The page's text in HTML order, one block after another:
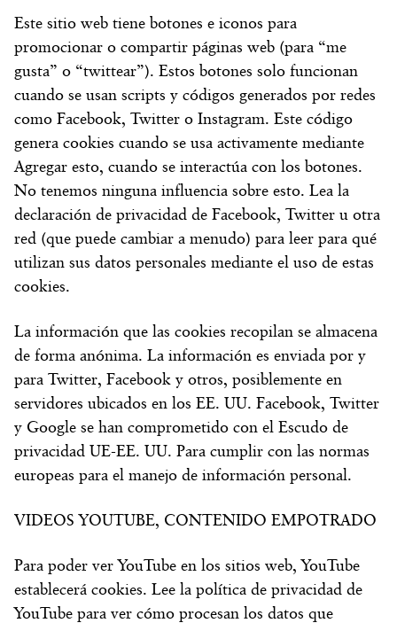
Este sitio web tiene botones e iconos para
promocionar o compartir páginas web (para “me
gusta” o “twittear”). Estos botones solo funcionan
cuando se usan scripts y códigos generados por redes
como Facebook, Twitter o Instagram. Este código
genera cookies cuando se usa activamente mediante
Agregar esto, cuando se interactúa con los botones.
No tenemos ninguna influencia sobre esto. Lea la
declaración de privacidad de Facebook, Twitter u otra
red (que puede cambiar a menudo) para leer para qué
utilizan sus datos personales mediante el uso de estas
cookies.
La información que las cookies recopilan se almacena
de forma anónima. La información es enviada por y
para Twitter, Facebook y otros, posiblemente en
servidores ubicados en los EE. UU. Facebook, Twitter
y Google se han comprometido con el Escudo de
privacidad UE-EE. UU. Para cumplir con las normas
europeas para el manejo de información personal.
VIDEOS YOUTUBE, CONTENIDO EMPOTRADO
Para poder ver YouTube en los sitios web, YouTube
establecerá cookies. Lee la política de privacidad de
YouTube para ver cómo procesan los datos que